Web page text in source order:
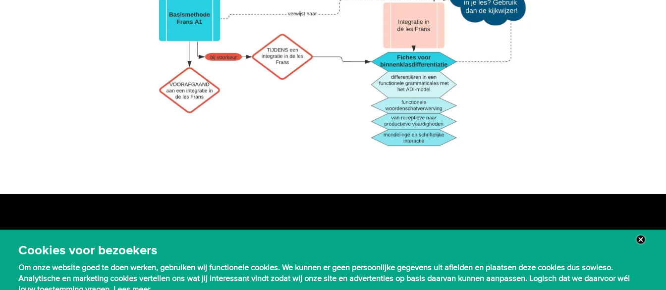
Cookies voor bezoekers
Om onze website goed te doen werken, gebruiken wij functionele cookies. We kunnen er geen persoonlijke gegevens uit afleiden en plaatsen deze cookies dus sowieso.
Analytische en marketing cookies vertellen ons wat jij interessant vindt zodat wij onze site en advertenties op basis daarvan kunnen aanpassen. Logisch dat we daarvoor wél